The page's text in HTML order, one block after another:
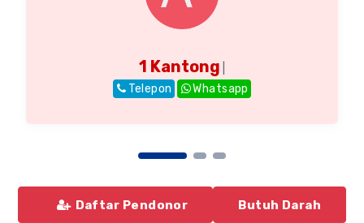
1 Kantong
Telepon
Whatsapp
Daftar Pendonor Butuh Darah